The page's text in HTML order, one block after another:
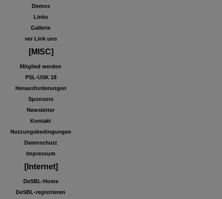
Demos
Links
Gallerie
ver Link uns
[MISC]
Mitglied werden
PSL-USK 18
Herausforderungen
Sponsors
Newsletter
Kontakt
Nutzungsbedingungen
Datenschutz
Impressum
[Internet]
DeSBL-Home
DeSBL-registrieren